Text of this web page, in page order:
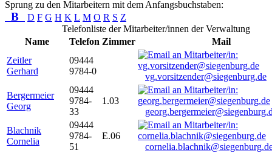
Sprung zu den Mitarbeitern mit dem Anfangsbuchstaben:
B D F G H K L M O R S Z
Telefonliste der Mitarbeiter/innen der Verwaltung
Name
Telefon Zimmer
Mail
Zeitler
Gerhard
09444
9784-0
vg.vorsitzender@siegenburg.de
Bergermeier
Georg
09444
9784-
33
1.03
Blachnik
Cornelia
09444
9784-
51
E.06